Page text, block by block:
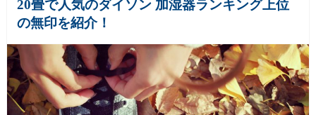
20畳で人気のダイソン 加湿器ランキング上位
の無印を紹介！